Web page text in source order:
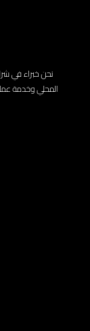
نحن خبراء في